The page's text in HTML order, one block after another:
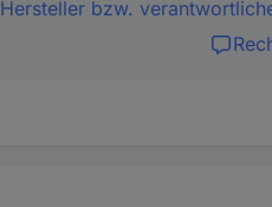
Hersteller bzw.